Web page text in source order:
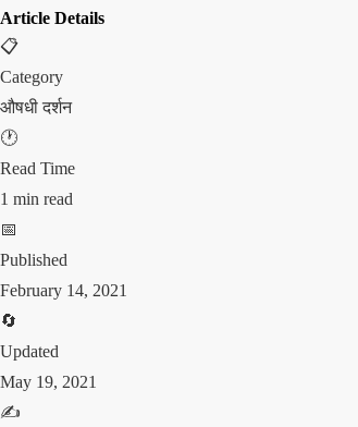
Article Details
📋
Category
औषधी दर्शन
🕐
Read Time
1 min read
📅
Published
February 14, 2021
🔄
Updated
May 19, 2021
✍️